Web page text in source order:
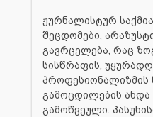
ჟურნალისტურ
შეცდომები,
გავრცელება, რაც
სისწრაფის,
პროფესიონალიზმის
გამოცდილების ანდა
გამოწვეული.